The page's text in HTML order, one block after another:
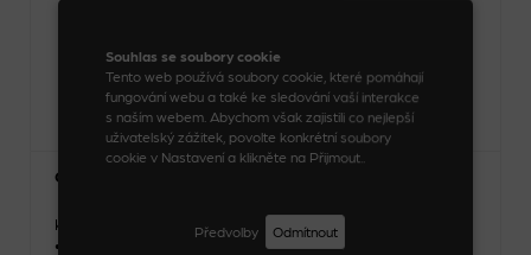
Souhlas se soubory cookie
Tento web používá soubory cookie, které pomáhají
fungování webu a také ke sledování vaší interakce
s naším webem. Abychom však zajistili co nejlepší
uživatelský zážitek, povolte konkrétní soubory
cookie v Nastavení a klikněte na Přijmout..
Předvolby Odmítnout
Čelenka úzká
Kód zboží: 08079_6_14
• Benefity: nelámavé